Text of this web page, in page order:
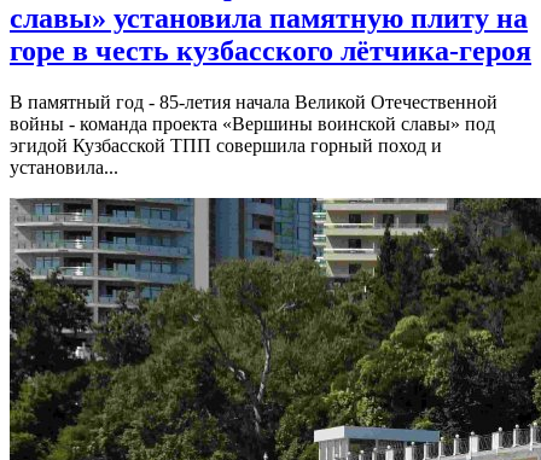
славы» установила памятную плиту на
горе в честь кузбасского лётчика-героя
В памятный год - 85-летия начала Великой Отечественной
войны - команда проекта «Вершины воинской славы» под
эгидой Кузбасской ТПП совершила горный поход и
установила...